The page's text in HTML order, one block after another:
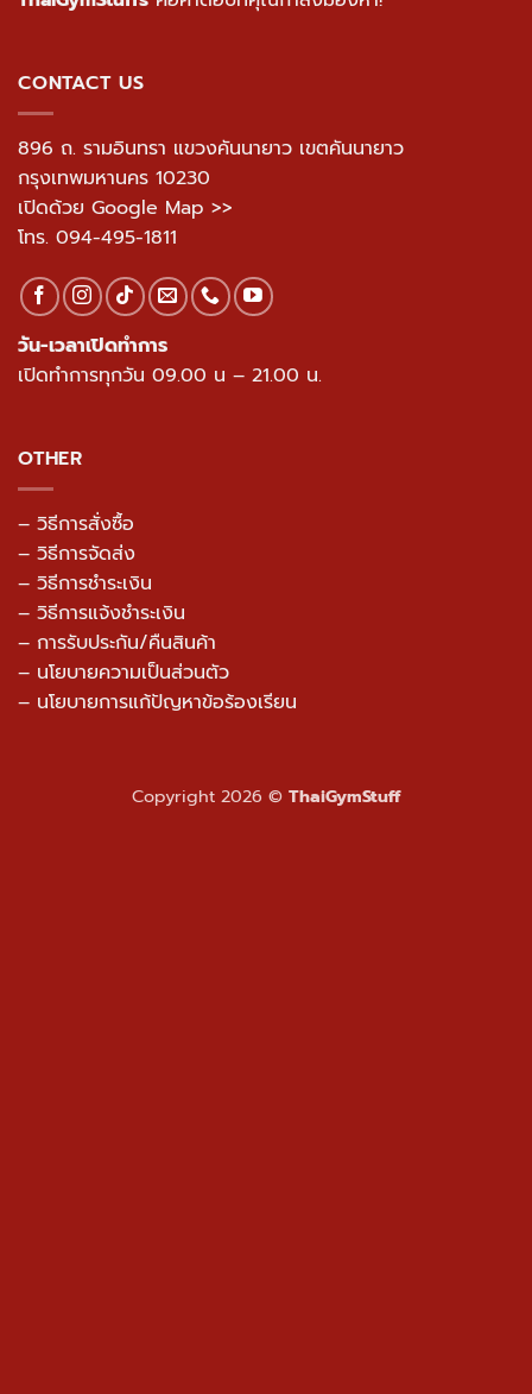
CONTACT US
896 ถ. รามอินทรา แขวงคันนายาว เขตคันนายาว
กรุงเทพมหานคร 10230
เปิดด้วย Google Map >>
โทร. 094-495-1811
วัน-เวลาเปิดทำการ
เปิดทำการทุกวัน 09.00 น – 21.00 น.
OTHER
– วิธีการสั่งซื้อ
– วิธีการจัดส่ง
– วิธีการชำระเงิน
– วิธีการแจ้งชำระเงิน
– การรับประกัน/คืนสินค้า
– นโยบายความเป็นส่วนตัว
– นโยบายการแก้ปัญหาข้อร้องเรียน
Copyright 2026 © ThaiGymStuff